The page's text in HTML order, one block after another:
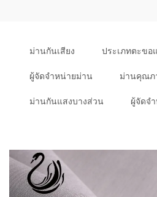
ม่านกันเสียง ประเภทตะขอ
ผู้จัดจำหน่ายม่าน ม่านคุณภ
ม่านกันแสงบางส่วน ผู้จัดจ